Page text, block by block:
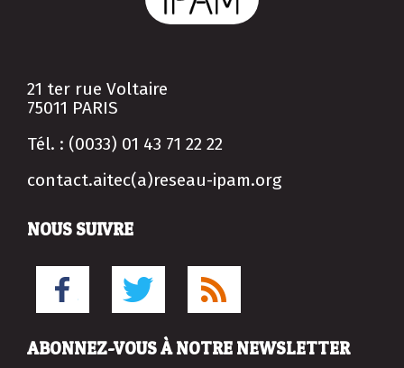
21 ter rue Voltaire
75011 PARIS
Tél. : (0033) 01 43 71 22 22
contact.aitec(a)reseau-ipam.org
NOUS SUIVRE
ABONNEZ-VOUS À NOTRE NEWSLETTER